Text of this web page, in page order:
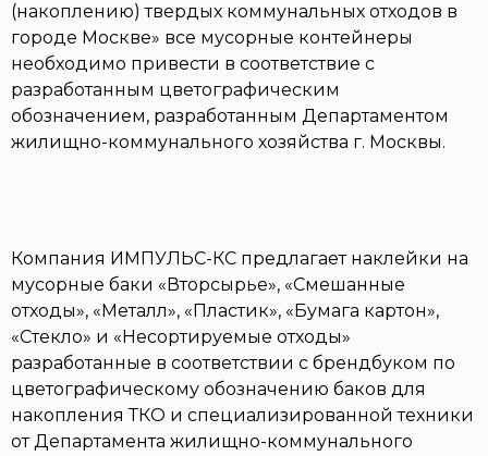
(накоплению) твердых коммунальных отходов в
городе Москве» все мусорные контейнеры
необходимо привести в соответствие с
разработанным цветографическим
обозначением, разработанным Департаментом
жилищно-коммунального хозяйства г. Москвы.
Компания ИМПУЛЬС-КС предлагает наклейки на
мусорные баки «Вторсырье», «Смешанные
отходы», «Металл», «Пластик», «Бумага картон»,
«Стекло» и «Несортируемые отходы»
разработанные в соответствии с брендбуком по
цветографическому обозначению баков для
накопления ТКО и специализированной техники
от Департамента жилищно-коммунального